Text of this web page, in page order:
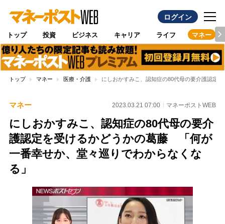
ログイン
トップ 投資 ビジネス キャリア ライフ マネー
トップ マネー 医療・介護 にしおかすみこ、認知症の80代母の要介護認定
マネー 2023.03.21 07:00 マネーポストWEB
にしおかすみこ、認知症の80代母の要介
護認定を受けるかどうかの葛藤 「何が
一番幸せか、堂々巡りでわからなくな
る」